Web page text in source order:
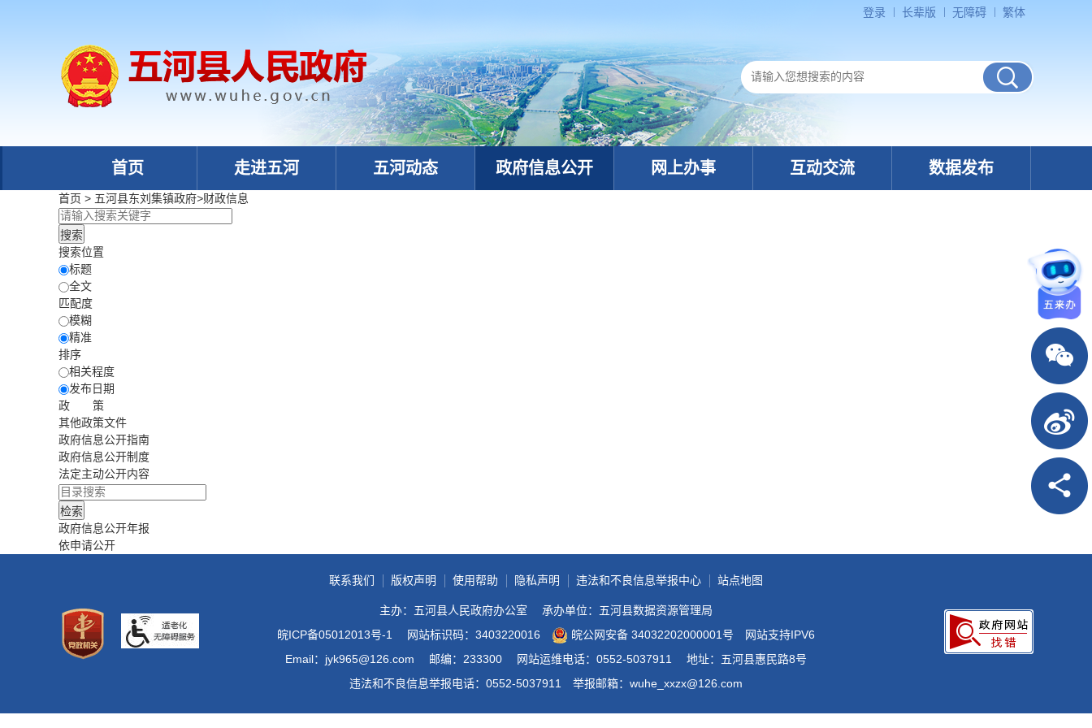
登录 长辈版 无障碍 繁体
首页 走进五河 五河动态 政府信息公开 网上办事 互动交流 数据发布
首页 > 五河县东刘集镇政府>财政信息
搜索位置
标题
全文
匹配度
模糊
精准
排序
相关程度
发布日期
政 策
其他政策文件
政府信息公开指南
政府信息公开制度
法定主动公开内容
政府信息公开年报
依申请公开
联系我们 版权声明 使用帮助 隐私声明 违法和不良信息举报中心 站点地图
主办：五河县人民政府办公室
承办单位：五河县数据资源管理局
皖ICP备05012013号-1
网站标识码：3403220016 皖公网安备 34032202000001号
网站支持IPV6
Email：jyk965@126.com
邮编：233300 网站运维电话：0552-5037911
地址：五河县惠民路8号
违法和不良信息举报电话：0552-5037911
举报邮箱：wuhe_xxzx@126.com